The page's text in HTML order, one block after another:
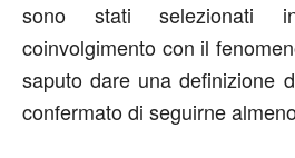
sono stati
coinvolgimento con il
saputo dare una definizione
confermato di seguirne